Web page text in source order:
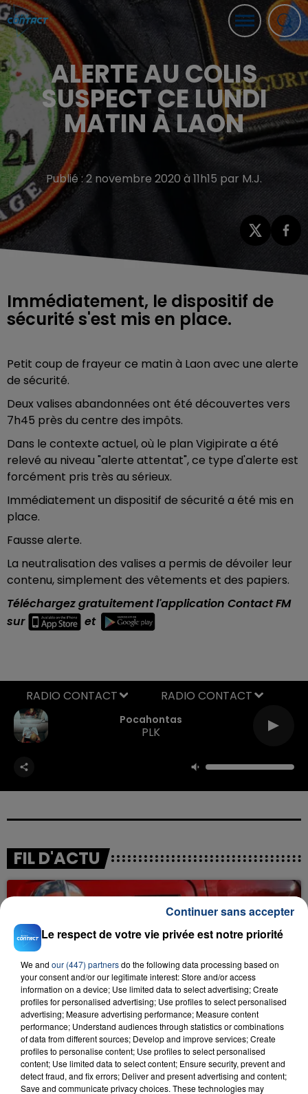
ALERTE AU COLIS
SUSPECT CE LUNDI
MATIN À LAON
Publié : 2 novembre 2020 à 11h15 par M.J.
Immédiatement, le dispositif de
sécurité s'est mis en place.
Petit coup de frayeur ce matin à Laon avec une alerte
de sécurité.
Deux valises abandonnées ont été découvertes vers
7h45 près du centre des impôts.
Dans le contexte actuel, où le plan Vigipirate a été
relevé au niveau "alerte attentat", ce type d'alerte est
forcément pris très au sérieux.
Immédiatement un dispositif de sécurité a été mis en
place.
Fausse alerte.
La neutralisation des valises a permis de dévoiler leur
contenu, simplement des vêtements et des papiers.
Téléchargez gratuitement l'application Contact FM
sur
et
Pocahontas
PLK
RADIO CONTACT
FIL D'ACTU
23 juillet 2026
INCENDIE MORTEL À LENS : UNE FEMME ET
SON BÉBÉ ENTRE LA VIE ET LA...
Un homme s'est immolé par le feu après avoir
aspergé sa compagne et leur bébé de trois mois
d'un liquide inflammable.
Le respect de votre vie privée est notre priorité
We and our (447) partnersdo the following data processing based on
your consent and/or our legitimate interest: Store and/or access
information on a device; Use limited data to select advertising; Create
profiles for personalised advertising; Use profiles to select personalised
advertising; Measure advertising performance; Measure content
performance; Understand audiences through statistics or combinations
of data from different sources; Develop and improve services; Create
profiles to personalise content; Use profiles to select personalised
content; Use limited data to select content; Ensure security, prevent and
detect fraud, and fix errors; Deliver and present advertising and content;
Save and communicate privacy choices. These technologies may
Continuer sans accepter